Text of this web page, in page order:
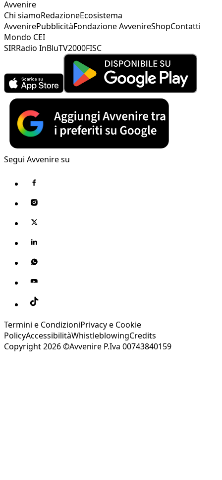
Avvenire
Chi siamoRedazioneEcosistema
AvvenirePubblicitàFondazione AvvenireShopContatti
Mondo CEI
SIRRadio InBluTV2000FISC
Segui Avvenire su
Termini e CondizioniPrivacy e Cookie
PolicyAccessibilitàWhistleblowingCredits
Copyright 2026 ©Avvenire P.Iva 00743840159